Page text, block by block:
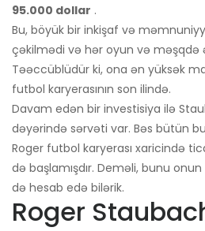
95.000 dollar .
Bu, böyük bir inkişaf və
çəkilmədi və hər oyun və məşqdə
Təəccüblüdür ki, ona ən yüksək
futbol karyerasının son ilində.
Davam edən bir investisiya ilə
dəyərində sərvəti var. Bəs bütün
Roger futbol karyerası xaricində
də başlamışdır. Deməli, bunu
də hesab edə bilərik.
Roger